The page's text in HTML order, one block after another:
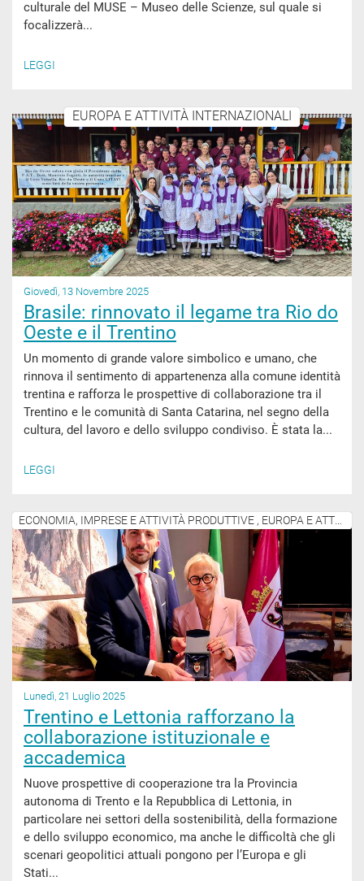
culturale del MUSE – Museo delle Scienze, sul quale si
focalizzerà...
LEGGI
EUROPA E ATTIVITÀ INTERNAZIONALI
Giovedì, 13 Novembre 2025
Brasile: rinnovato il legame tra Rio do
Oeste e il Trentino
Un momento di grande valore simbolico e umano, che
rinnova il sentimento di appartenenza alla comune identità
trentina e rafforza le prospettive di collaborazione tra il
Trentino e le comunità di Santa Catarina, nel segno della
cultura, del lavoro e dello sviluppo condiviso. È stata la...
LEGGI
Lunedì, 21 Luglio 2025
Trentino e Lettonia rafforzano la
collaborazione istituzionale e
accademica
Nuove prospettive di cooperazione tra la Provincia
autonoma di Trento e la Repubblica di Lettonia, in
particolare nei settori della sostenibilità, della formazione
e dello sviluppo economico, ma anche le difficoltà che gli
scenari geopolitici attuali pongono per l’Europa e gli
Stati...